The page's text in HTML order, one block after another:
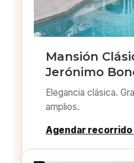
Mansión
Jerónimo
Elegancia clásica.
amplios.
Agendar recorrido